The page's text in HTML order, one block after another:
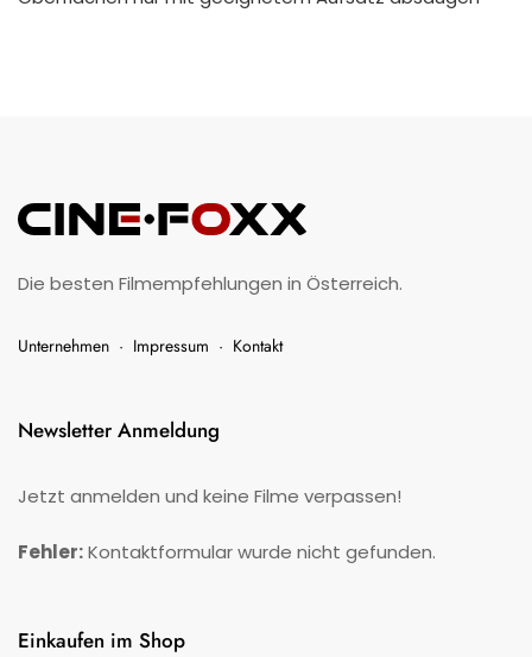
Die besten Filmempfehlungen in Österreich.
Unternehmen · Impressum · Kontakt
Newsletter Anmeldung
Jetzt anmelden und keine Filme verpassen!
Fehler:Kontaktformular wurde nicht gefunden.
Einkaufen im Shop